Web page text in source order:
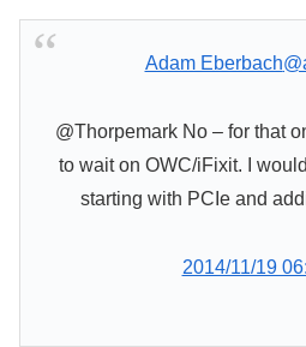
Adam Eberbach
@Thorpemark No – for that
to wait on OWC/iFixit. I
starting with PCIe and
2014/11/19